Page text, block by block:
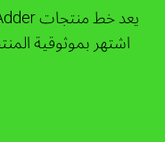
اشتهر بموثوقية